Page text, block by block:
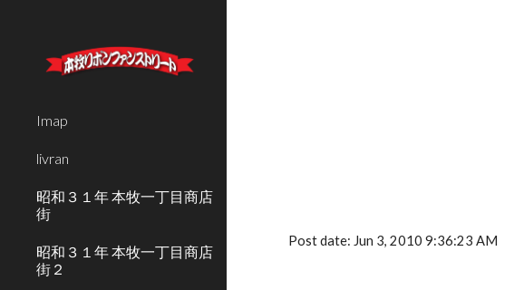
Imap
livran
昭和３１年 本牧一丁目商店
街
昭和３１年 本牧一丁目商店
街２
Post date: Jun 3, 2010 9:36:23 AM